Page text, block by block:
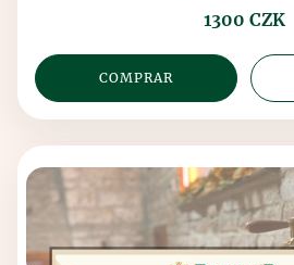
1300 CZK
COMPRAR